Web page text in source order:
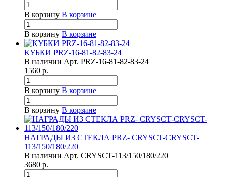
В корзину В корзине
В корзину В корзине
КУБКИ PRZ-16-81-82-83-24
В наличии Арт. PRZ-16-81-82-83-24
1560 р.
В корзину В корзине
В корзину В корзине
НАГРАДЫ ИЗ СТЕКЛА PRZ- CRYSCT-CRYSCT-
113/150/180/220
В наличии Арт. CRYSCT-113/150/180/220
3680 р.